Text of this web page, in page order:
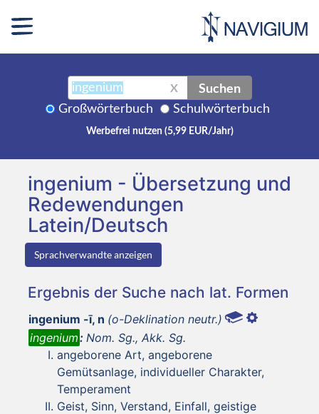
X Suchen
Großwörterbuch Schulwörterbuch
Werbefrei nutzen (5,99 EUR/Jahr)
ingenium - Übersetzung und
Redewendungen
Latein/Deutsch
Sprachverwandte anzeigen
Ergebnis der Suche nach lat. Formen
ingenium -ī, n (o-Deklination neutr.)
ingenium: Nom. Sg., Akk. Sg.
angeborene Art, angeborene
Gemütsanlage, individueller Charakter,
Temperament
Geist, Sinn, Verstand, Einfall, geistige